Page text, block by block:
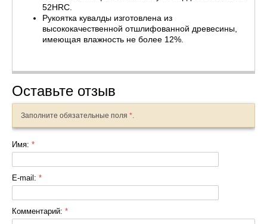
52HRC.
Рукоятка кувалды изготовлена из
высококачественной отшлифованной древесины,
имеющая влажность не более 12%.
Оставьте отзыв
Заполните обязательные поля *.
Имя: *
E-mail: *
Комментарий: *